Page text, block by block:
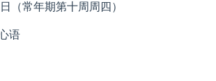
（常年期第十周周四）
语